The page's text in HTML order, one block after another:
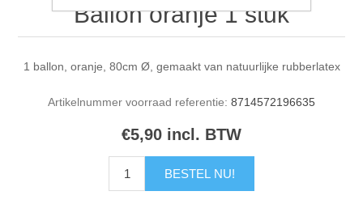
Ballon oranje 1 stuk
1 ballon, oranje, 80cm Ø, gemaakt van natuurlijke rubberlatex
Artikelnummer voorraad referentie: 8714572196635
€5,90 incl. BTW